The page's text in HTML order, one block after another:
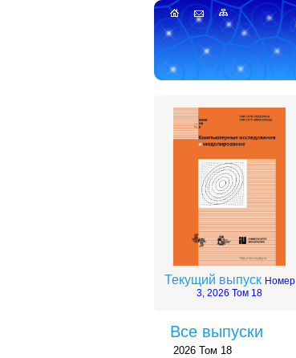
Текущий выпуск Номер
3, 2026 Том 18
Все выпуски
2026 Том 18